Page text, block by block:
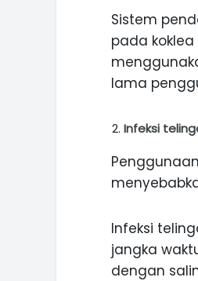
Sistem
pada
lama
Infeksi
Penggunaan
Infeksi
jangka
dengan